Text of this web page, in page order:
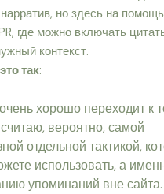
но здесь на
где можно включать
контекст.
так:
хорошо переходит к
вероятно, самой
отдельной тактикой,
использовать, а
упоминаний вне сайта.